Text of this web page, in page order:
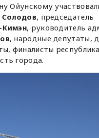
Ойунскому
, председатель
Кимэн, руководитель
, народные депутаты,
финалисты
города.